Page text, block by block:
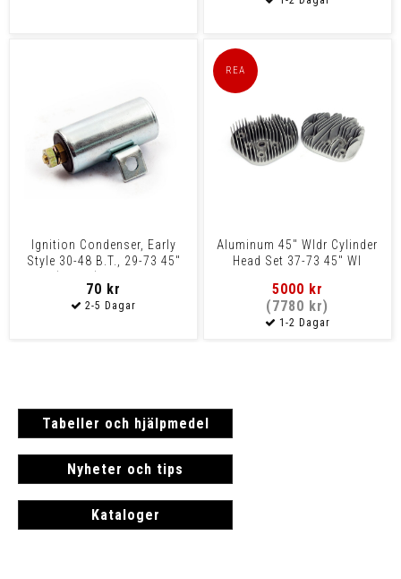
Ignition Condenser, Early
Style 30-48 B.T., 29-73 45"
70 kr
Aluminum 45" Wldr Cylinder
Head Set 37-73 45" Wl
5000 kr
(7780 kr)
Tabeller och hjälpmedel
Nyheter och tips
Kataloger